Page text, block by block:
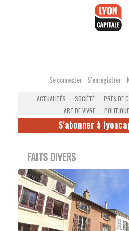
Se connecter S’enregistrer
ACTUALITÉS SOCIÉTÉ PRÈS DE
ART DE VIVRE
POLITIQUE
S'abonner à
FAITS DIVERS